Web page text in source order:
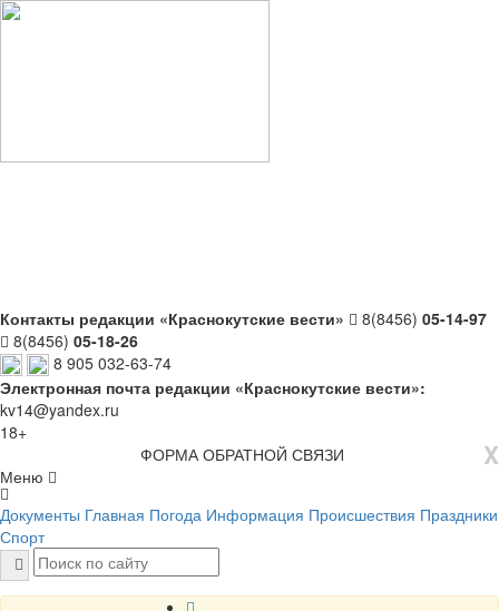
Контакты редакции «Краснокутские вести» 8(8456) 05-14-97
8(8456) 05-18-26
8 905 032-63-74
Электронная почта редакции «Краснокутские вести»:
kv14@yandex.ru
18+
X
ФОРМА ОБРАТНОЙ СВЯЗИ
Меню
Документы Главная Погода Информация Происшествия Праздники
Спорт